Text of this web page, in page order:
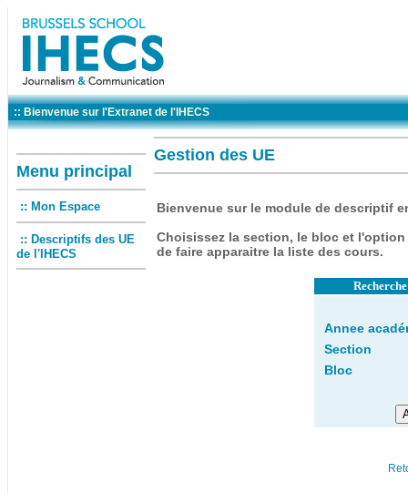
:: Bienvenue sur l'Extranet de l'IHECS
Menu principal
:: Mon Espace
:: Descriptifs des UE
de l'IHECS
Gestion des UE
Bienvenue sur le module de descriptif
Choisissez la section, le bloc et
de faire apparaitre la liste des cours.
Annee
Section
Bloc